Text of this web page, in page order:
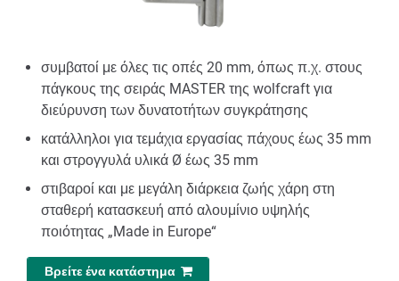
συμβατοί με όλες τις οπές 20 mm, όπως π.χ. στους
πάγκους της σειράς MASTER της wolfcraft για
διεύρυνση των δυνατοτήτων συγκράτησης
κατάλληλοι για τεμάχια εργασίας πάχους έως 35 mm
και στρογγυλά υλικά Ø έως 35 mm
στιβαροί και με μεγάλη διάρκεια ζωής χάρη στη
σταθερή κατασκευή από αλουμίνιο υψηλής
ποιότητας „Made in Europe“
Βρείτε ένα κατάστημα